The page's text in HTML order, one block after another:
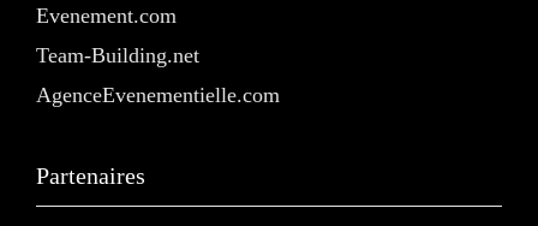
Evenement.com
Team-Building.net
AgenceEvenementielle.com
Partenaires